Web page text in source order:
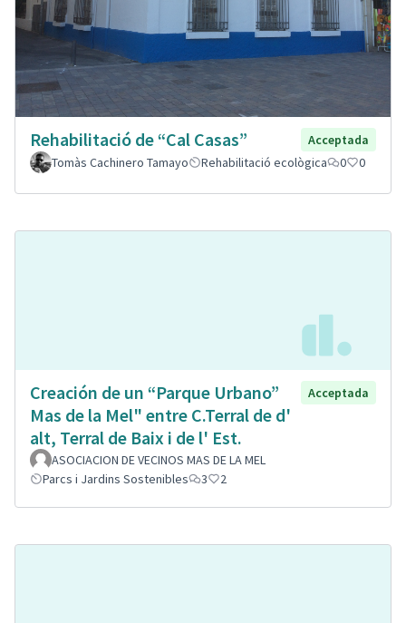
Rehabilitació de “Cal Casas”
Acceptada
Tomàs Cachinero Tamayo
Rehabilitació ecològica 0 0
Creación de un “Parque Urbano”
Mas de la Mel" entre C.Terral de d'
alt, Terral de Baix i de l' Est.
Acceptada
ASOCIACION DE VECINOS MAS DE LA MEL
Parcs i Jardins Sostenibles
3 2